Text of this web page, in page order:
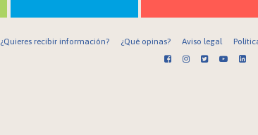
¿Quieres recibir información? ¿Qué opinas? Aviso legal